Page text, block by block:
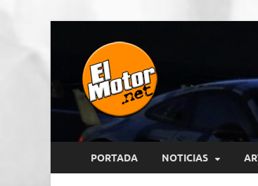
El
PORTADA NOTICIAS